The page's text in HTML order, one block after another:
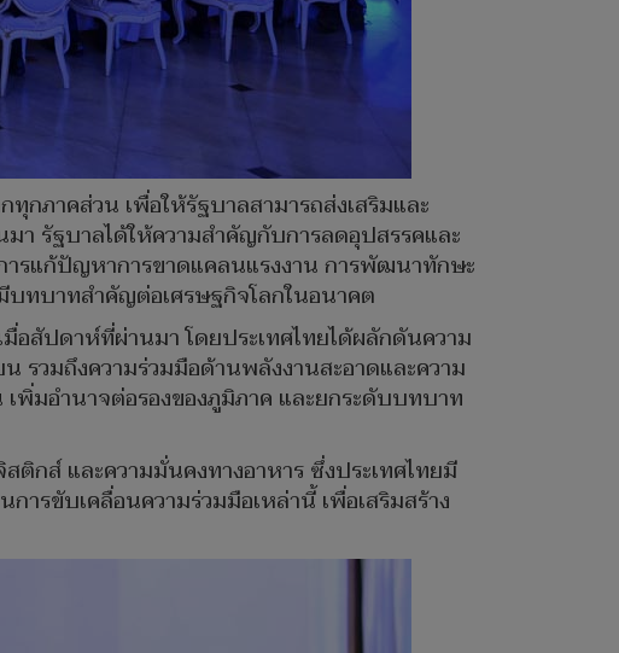
กภาคส่วน เพื่อให้รัฐบาลสามารถส่งเสริมและ
า รัฐบาลได้ให้ความสำคัญกับการลดอุปสรรคและ
รแก้ปัญหาการขาดแคลนแรงงาน การพัฒนาทักษะ
ทบาทสำคัญต่อเศรษฐกิจโลกในอนาคต
สัปดาห์ที่ผ่านมา โดยประเทศไทยได้ผลักดันความ
รวมถึงความร่วมมือด้านพลังงานสะอาดและความ
พิ่มอำนาจต่อรองของภูมิภาค และยกระดับบทบาท
กส์ และความมั่นคงทางอาหาร ซึ่งประเทศไทยมี
ารขับเคลื่อนความร่วมมือเหล่านี้ เพื่อเสริมสร้าง